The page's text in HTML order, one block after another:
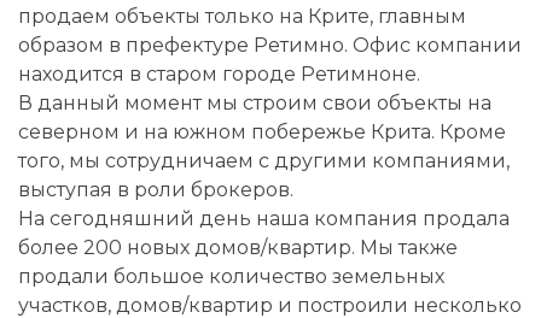
продаем объекты только на Крите, главным
образом в префектуре Ретимно. Офис компании
находится в старом городе Ретимноне.
В данный момент мы строим свои объекты на
северном и на южном побережье Крита. Кроме
того, мы сотрудничаем с другими компаниями,
выступая в роли брокеров.
На сегодняшний день наша компания продала
более 200 новых домов/квартир. Мы также
продали большое количество земельных
участков, домов/квартир и построили несколько